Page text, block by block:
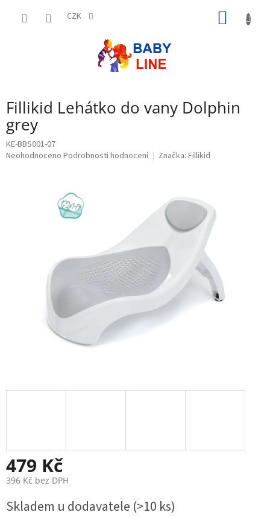
CZK
Fillikid Lehátko do vany Dolphin
grey
KE-BBS001-07
Průměrné
Neohodnoceno Podrobnosti hodnocení Značka: Fillikid
479 Kč
396 Kč bez DPH
cena:
Skladem u dodavatele (>10 ks)